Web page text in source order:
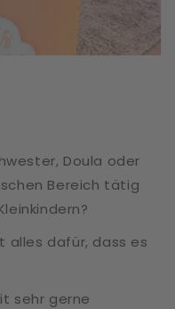
Doula oder
Bereich tätig
alles dafür, dass es
sehr gerne